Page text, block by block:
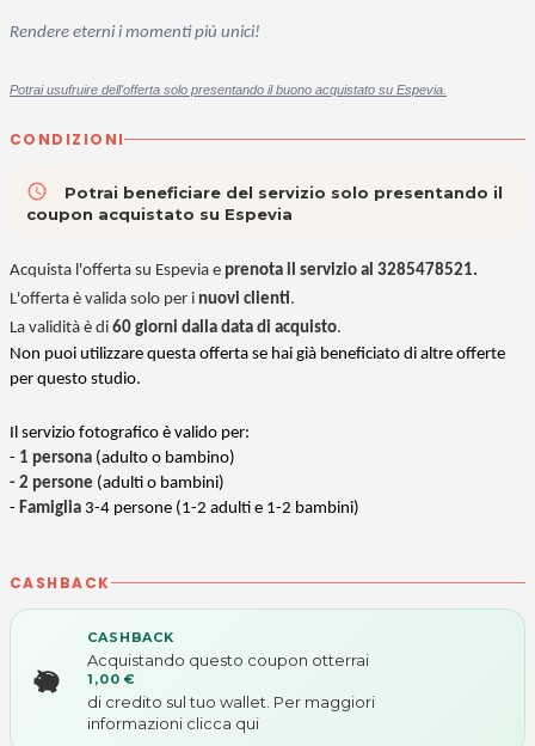
Rendere eterni i momenti più unici!
Potrai usufruire dell'offerta solo presentando il buono acquistato su Espevia.
CONDIZIONI
access_time
Potrai beneficiare del servizio solo presentando il
coupon acquistato su Espevia
Acquista l'offerta su Espevia e prenota il servizio al 3285478521.
L'offerta è valida solo per i nuovi clienti.
La validità è di 60 giorni dalla data di acquisto.
Non puoi utilizzare questa offerta se hai già beneficiato di altre offerte
per questo studio.
Il servizio fotografico è valido per:
- 1 persona (adulto o bambino)
- 2 persone (adulti o bambini)
- Famiglia 3-4 persone (1-2 adulti e 1-2 bambini)
CASHBACK
CASHBACK
Acquistando questo coupon otterrai
1,00 €
di credito sul tuo wallet. Per maggiori
informazioni clicca qui